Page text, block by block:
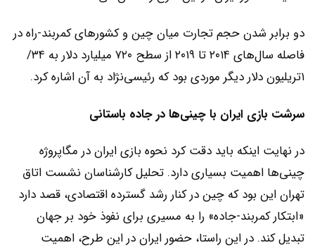
دو برابر شدن حجم تجارت میان چین و کشورهای کمربند-راه در
فاصله سال‌های ۲۰۱۴ تا ۲۰۱۹ از سطح ۷۲۰ میلیارد دلار به ۳۴/
۱تریلیون دلار دیگر موردی بود که رئیسی‌نژاد به آن اشاره کرد.
سرشت بازی ایران با چینی‌‌‌ها در جاده باستانی
در نهایت اینکه باید دقت کرد نحوه بازی ایران در مگاپروژه
چینی‌‌‌ها اهمیت بسیاری دارد. تحلیل کارشناسان نشست اتاق
تهران این بود که چین در کنار رشد گسترده اقتصادی، قصد دارد
«ابتکار کمربند-جاده» را به مسیری برای نفوذ خود بر جهان
تبدیل کند. در این راستا، حضور ایران در این طرح، اهمیت